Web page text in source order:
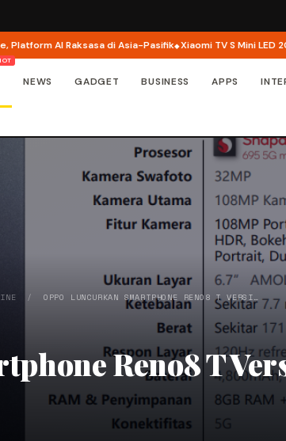
AI Raksasa di Asia-Pasifik Xiaomi TV S Mini LED 2026
NEWS GADGET BUSINESS APPS
/ OPPO LUNCURKAN SMARTPHONE RENO8 T VERSI…
Reno8 T